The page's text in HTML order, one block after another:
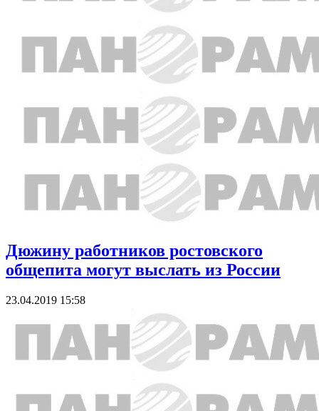
Дюжину работников ростовского
общепита могут выслать из России
23.04.2019 15:58